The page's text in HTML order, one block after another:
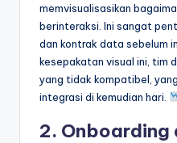
memvisualisasikan
berinteraksi. Ini sangat
dan kontrak data sebelum
kesepakatan visual ini, tim
yang tidak kompatibel,
integrasi di kemudian hari.
2. Onboarding